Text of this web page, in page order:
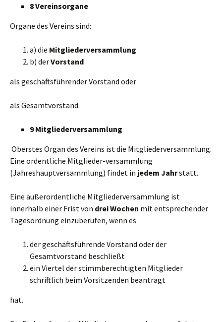
8 Vereinsorgane
Organe des Vereins sind:
a) die Mitgliederversammlung
b) derVorstand
als geschäftsführender Vorstand oder
als Gesamtvorstand.
9 Mitgliederversammlung
Oberstes Organ des Vereins ist die Mitgliederversammlung.
Eine ordentliche Mitglieder-versammlung
(Jahreshauptversammlung) findet in jedem Jahrstatt.
Eine außerordentliche Mitgliederversammlung ist
innerhalb einer Frist von drei Wochen mit entsprechender
Tagesordnung einzuberufen, wenn es
der geschäftsführende Vorstand oder der
Gesamtvorstand beschließt
ein Viertel der stimmberechtigten Mitglieder
schriftlich beim Vorsitzenden beantragt
hat.